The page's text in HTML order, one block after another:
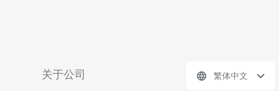
关于公司 繁体中文